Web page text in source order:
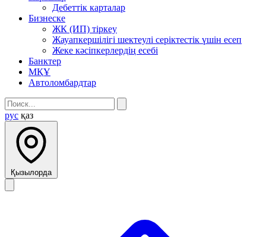
Дебеттік карталар
Бизнеске
ЖК (ИП) тіркеу
Жауапкершілігі шектеулі серіктестік үшін есеп
Жеке кәсіпкерлердің есебі
Банктер
МҚҰ
Автоломбардтар
рус қаз
Қызылорда